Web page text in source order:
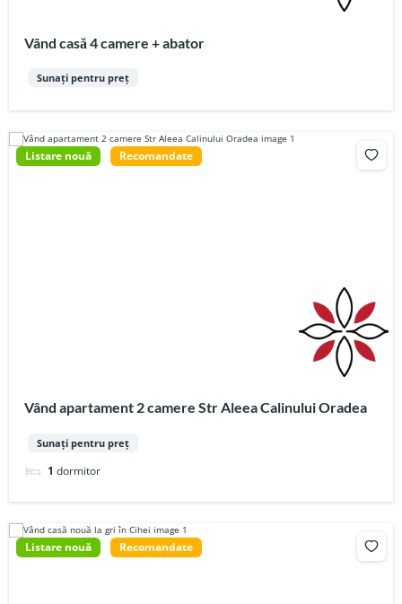
Vând casă 4 camere + abator
Sunați pentru preț
Listare nouă Recomandate
Vând apartament 2 camere Str Aleea Calinului Oradea
Sunați pentru preț
1 dormitor
Listare nouă Recomandate